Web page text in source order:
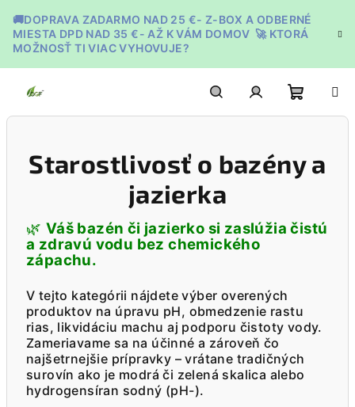
na
obsah
🚚DOPRAVA ZADARMO NAD 25 €- Z-BOX A ODBERNÉ
MIESTA DPD NAD 35 €- AŽ K VÁM DOMOV 🚀 KTORÁ
MOŽNOSŤ TI VIAC VYHOVUJE?
HľadaťPrihlásenie
košík
Starostlivosť o bazény a
jazierka
🌿 Váš bazén či jazierko si zaslúžia čistú
a zdravú vodu bez chemického
zápachu.
V tejto kategórii nájdete výber overených
produktov na úpravu pH, obmedzenie rastu
rias, likvidáciu machu aj podporu čistoty vody.
Zameriavame sa na účinné a zároveň čo
najšetrnejšie prípravky – vrátane tradičných
surovín ako je modrá či zelená skalica alebo
hydrogensíran sodný (pH-).